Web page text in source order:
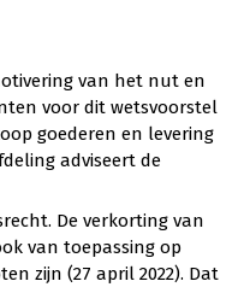
van het nut en
voor dit wetsvoorstel
goederen en levering
adviseert de
De verkorting van
van toepassing op
zijn (27 april 2022). Dat